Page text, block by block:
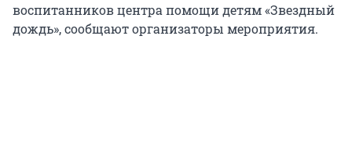
воспитанников центра помощи детям «Звездный
дождь», сообщают организаторы мероприятия.